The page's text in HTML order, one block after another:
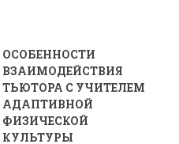
ОСОБЕННОСТИ
ВЗАИМОДЕЙСТВИЯ
ТЬЮТОРА С УЧИТЕЛЕМ
АДАПТИВНОЙ
ФИЗИЧЕСКОЙ
КУЛЬТУРЫ